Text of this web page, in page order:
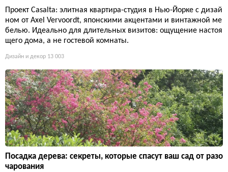
Проект Casalta: элитная квартира-студия в Нью-Йорке с дизай
ном от Axel Vervoordt, японскими акцентами и винтажной ме
белью. Идеально для длительных визитов: ощущение настоя
щего дома, а не гостевой комнаты.
Дизайн и декор 13 003
Посадка дерева: секреты, которые спасут ваш сад от разо
чарования